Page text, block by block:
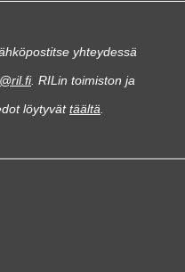
yhteydessä
. RILin toimiston ja
löytyvättäältä